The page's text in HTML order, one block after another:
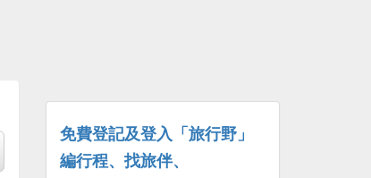
免費登記及登入「旅行野」
編行程、找旅伴、